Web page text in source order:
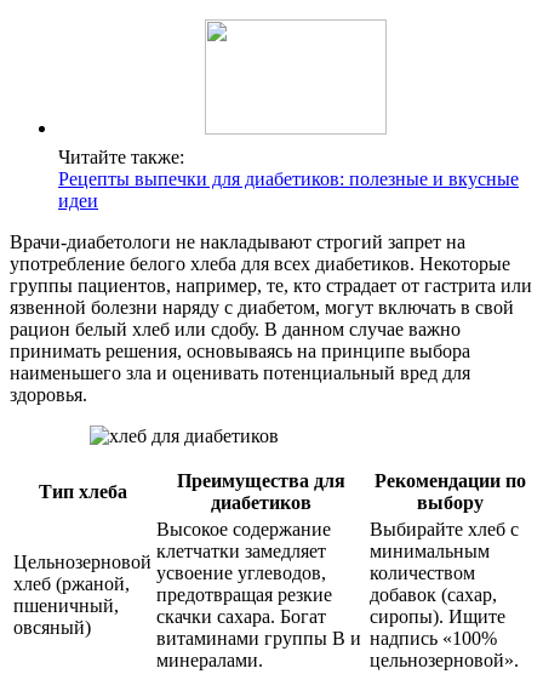
Читайте также:
Рецепты выпечки для диабетиков: полезные и вкусные
идеи
Врачи-диабетологи не накладывают строгий запрет на
употребление белого хлеба для всех диабетиков. Некоторые
группы пациентов, например, те, кто страдает от гастрита или
язвенной болезни наряду с диабетом, могут включать в свой
рацион белый хлеб или сдобу. В данном случае важно
принимать решения, основываясь на принципе выбора
наименьшего зла и оценивать потенциальный вред для
здоровья.
Тип хлеба
Преимущества для
диабетиков
Рекомендации по
выбору
Цельнозерновой
хлеб (ржаной,
пшеничный,
овсяный)
Высокое содержание
клетчатки замедляет
усвоение углеводов,
предотвращая резкие
скачки сахара. Богат
витаминами группы B и
минералами.
Выбирайте хлеб с
минимальным
количеством
добавок (сахар,
сиропы). Ищите
надпись «100%
цельнозерновой».